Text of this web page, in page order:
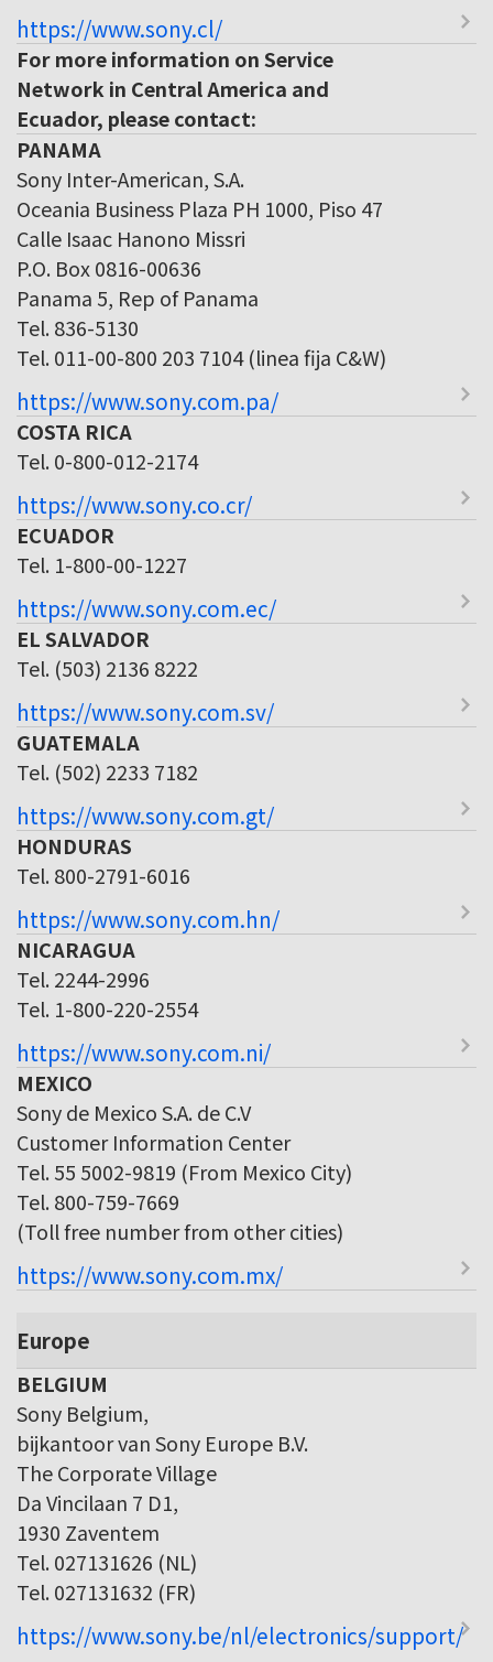
https://www.sony.cl/
For more information on Service
Network in Central America and
Ecuador, please contact:
PANAMA
Sony Inter-American, S.A.
Oceania Business Plaza PH 1000, Piso 47
Calle Isaac Hanono Missri
P.O. Box 0816-00636
Panama 5, Rep of Panama
Tel. 836-5130
Tel. 011-00-800 203 7104 (linea fija C&W)
https://www.sony.com.pa/
COSTA RICA
Tel. 0-800-012-2174
https://www.sony.co.cr/
ECUADOR
Tel. 1-800-00-1227
https://www.sony.com.ec/
EL SALVADOR
Tel. (503) 2136 8222
https://www.sony.com.sv/
GUATEMALA
Tel. (502) 2233 7182
https://www.sony.com.gt/
HONDURAS
Tel. 800-2791-6016
https://www.sony.com.hn/
NICARAGUA
Tel. 2244-2996
Tel. 1-800-220-2554
https://www.sony.com.ni/
MEXICO
Sony de Mexico S.A. de C.V
Customer Information Center
Tel. 55 5002-9819 (From Mexico City)
Tel. 800-759-7669
(Toll free number from other cities)
https://www.sony.com.mx/
Europe
BELGIUM
Sony Belgium,
bijkantoor van Sony Europe B.V.
The Corporate Village
Da Vincilaan 7 D1,
1930 Zaventem
Tel. 027131626 (NL)
Tel. 027131632 (FR)
https://www.sony.be/nl/electronics/support/